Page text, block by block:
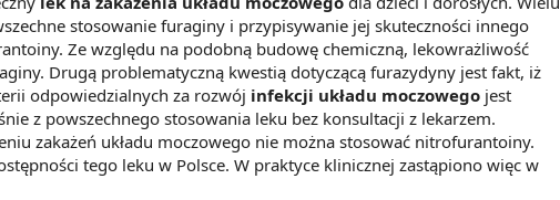
stosowanie furaginy i przypisywanie jej skuteczności innego
Ze względu na podobną budowę chemiczną, lekowrażliwość
Drugą problematyczną kwestią dotyczącą furazydyny jest fakt, iż
odpowiedzialnych za rozwój infekcji układu moczowego jest
z powszechnego stosowania leku bez konsultacji z lekarzem.
zakażeń układu moczowego nie można stosować nitrofurantoiny.
tego leku w Polsce. W praktyce klinicznej zastąpiono więc w